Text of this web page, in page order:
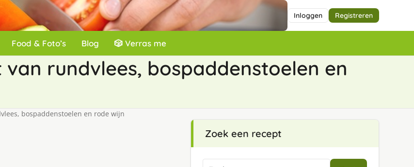
Inloggen Registreren
Food & Foto’s Blog 🎲 Verras me
rundvlees, bospaddenstoelen en
bospaddenstoelen en rode wijn
Zoek een recept
Zoeken